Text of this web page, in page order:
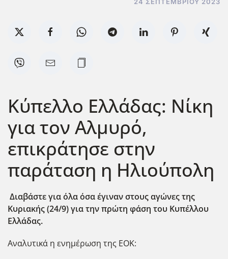
Κύπελλο Ελλάδας: Νίκη
για τον Αλμυρό,
επικράτησε στην
παράταση η Ηλιούπολη
Διαβάστε για όλα όσα έγιναν στους αγώνες της
Κυριακής (24/9) για την πρώτη φάση του Κυπέλλου
Ελλάδας.
Αναλυτικά η ενημέρωση της ΕΟΚ: